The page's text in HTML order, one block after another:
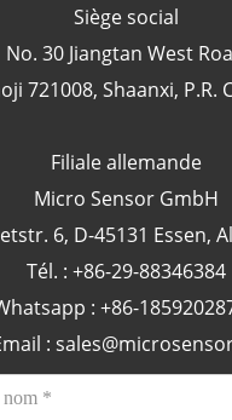
Siège social
No. 30 Jiangtan West
721008, Shaanxi, P.R.
Filiale allemande
Micro Sensor GmbH
6, D-45131 Essen,
Tél. : +86-29-88346384
: +86-
: